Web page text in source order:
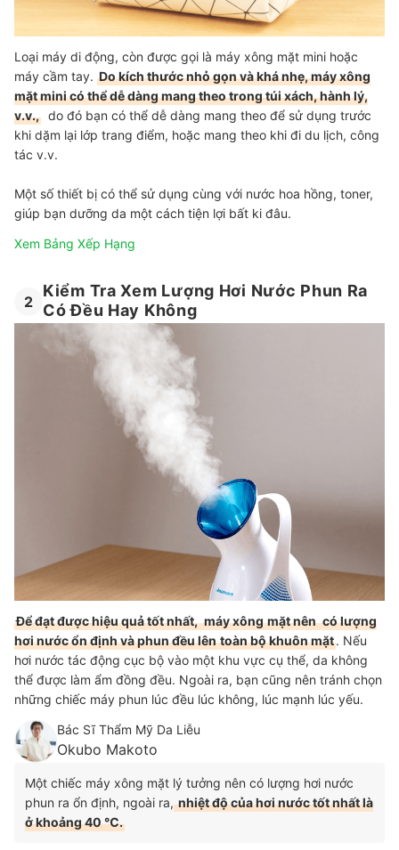
Loại máy di động, còn được gọi là máy xông mặt mini hoặc
máy cầm tay. Do kích thước nhỏ gọn và khá nhẹ, máy xông
mặt mini có thể dễ dàng mang theo trong túi xách, hành lý,
v.v., do đó bạn có thể dễ dàng mang theo để sử dụng trước
khi dặm lại lớp trang điểm, hoặc mang theo khi đi du lịch, công
tác v.v.
Một số thiết bị có thể sử dụng cùng với nước hoa hồng, toner,
giúp bạn dưỡng da một cách tiện lợi bất ki đâu.
Xem Bảng Xếp Hạng
2
Kiểm Tra Xem Lượng Hơi Nước Phun Ra
Có Đều Hay Không
Để đạt được hiệu quả tốt nhất, máy xông mặt nên có lượng
hơi nước ổn định và phun đều lên toàn bộ khuôn mặt. Nếu
hơi nước tác động cục bộ vào một khu vực cụ thể, da không
thể được làm ẩm đồng đều. Ngoài ra, bạn cũng nên tránh chọn
những chiếc máy phun lúc đều lúc không, lúc mạnh lúc yếu.
Bác Sĩ Thẩm Mỹ Da Liễu
Okubo Makoto
Một chiếc máy xông mặt lý tưởng nên có lượng hơi nước
phun ra ổn định, ngoài ra,nhiệt độ của hơi nước tốt nhất là
ở khoảng 40 ℃.